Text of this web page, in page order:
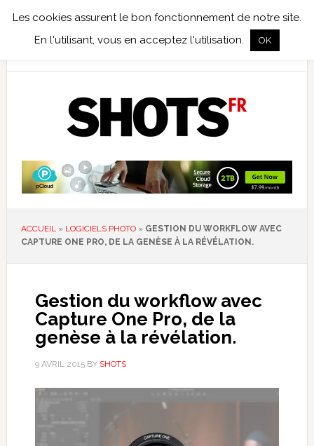
ACCUEIL » LOGICIELS PHOTO» GESTION DU WORKFLOW AVEC
CAPTURE ONE PRO, DE LA GENÈSE À LA RÉVÉLATION.
Gestion du workflow avec
Capture One Pro, de la
genèse à la révélation.
9 AVRIL 2015BY SHOTS
Les cookies assurent le bon fonctionnement de notre site.
En l'utilisant, vous en acceptez l'utilisation.
OK